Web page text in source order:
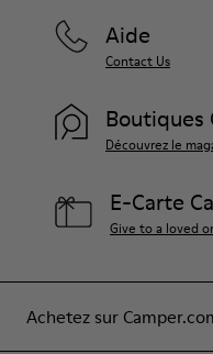
Achetez sur
Aide
Contact Us
Boutiques
Découvrez le
E-Carte
Give to a loved